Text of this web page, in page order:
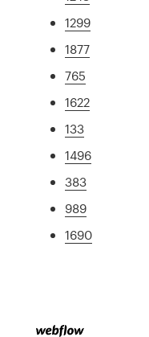
1299
1877
765
1622
133
1496
383
989
1690